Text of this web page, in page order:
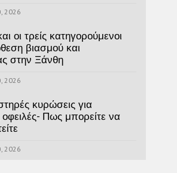
2026
οι τρείς κατηγορούμενοι
βιασμού και
στην Ξάνθη
2026
κυρώσεις για
Πως μπορείτε να
2026